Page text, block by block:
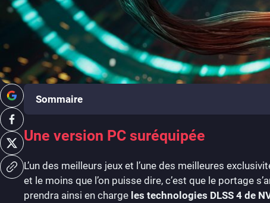
Sommaire
Une version PC suréquipée
L’un des meilleurs jeux et l’une des meilleures
et le moins que l’on puisse dire, c’est que le portage
prendra ainsi en charge les technologies DLSS 4 de